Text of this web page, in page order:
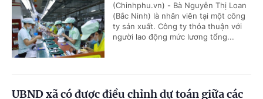
(Chinhphu.vn) - Bà Nguyễn Thị Loan
(Bắc Ninh) là nhân viên tại một công
ty sản xuất. Công ty thỏa thuận với
người lao động mức lương tổng...
UBND xã có được điều chỉnh dự toán giữa các